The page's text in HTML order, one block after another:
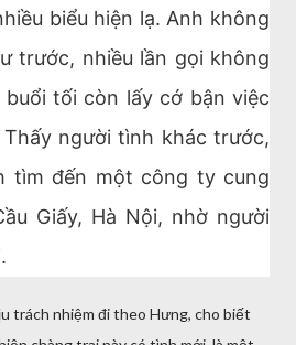
biểu hiện lạ. Anh không
trước, nhiều lần gọi không
tối còn lấy cớ bận việc
người tình khác trước,
tìm đến một công ty cung
Giấy, Hà Nội, nhờ người
trách nhiệm đi theo Hưng, cho biết